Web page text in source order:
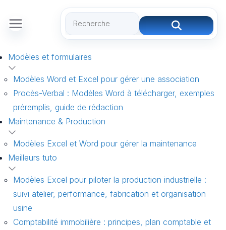
Modèles et formulaires
Modèles Word et Excel pour gérer une association
Procès-Verbal : Modèles Word à télécharger, exemples
préremplis, guide de rédaction
Maintenance & Production
Modèles Excel et Word pour gérer la maintenance
Meilleurs tuto
Modèles Excel pour piloter la production industrielle :
suivi atelier, performance, fabrication et organisation
usine
Comptabilité immobilière : principes, plan comptable et